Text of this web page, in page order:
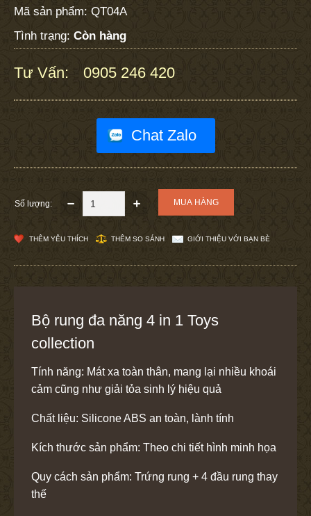
Mã sản phẩm: QT04A
Tình trạng: Còn hàng
Tư Vấn: 0905 246 420
Chat Zalo
Số lượng:
THÊM YÊU THÍCH THÊM SO SÁNH GIỚI THIỆU VỚI BẠN BÈ
Bộ rung đa năng 4 in 1 Toys
collection
Tính năng: Mát xa toàn thân, mang lại nhiều khoái
cảm cũng như giải tỏa sinh lý hiệu quả
Chất liệu: Silicone ABS an toàn, lành tính
Kích thước sản phẩm: Theo chi tiết hình minh họa
Quy cách sản phẩm: Trứng rung + 4 đầu rung thay
thế